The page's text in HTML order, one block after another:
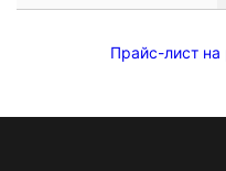
Прайс-лист на